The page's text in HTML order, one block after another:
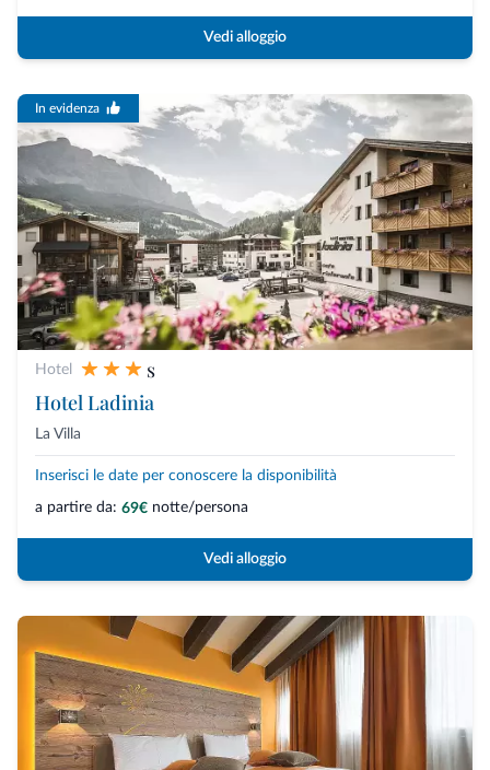
Vedi alloggio
In evidenza
Hotel
s
Hotel Ladinia
La Villa
Inserisci le date per conoscere la disponibilità
a partire da: 69€ notte/persona
Vedi alloggio